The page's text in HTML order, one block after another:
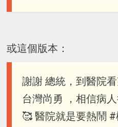
或這個版本：
謝謝 總統，到醫院
台灣尚勇 ，相信病
🥰 醫院就是要熱鬧